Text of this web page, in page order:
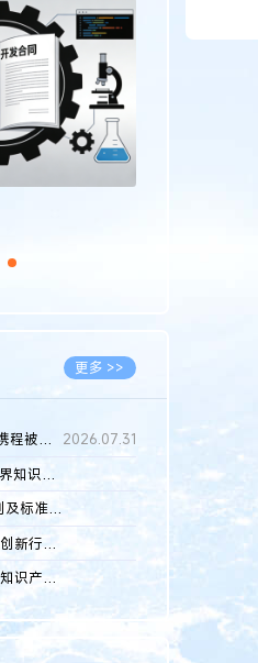
更多 >>
更多 >>
知识产权环球资讯 | 携程被市监总局罚51.79亿；瑞幸泰国商标案上...
2026.07.31
WIPO发布《2026世界知识产权报告》 含报告全文
全球5G标准必要专利及标准提案研究报告（2026年）全文发布
以司法之盾守护种业创新行稳致远
2026.08.05
天津多部门合力推进知识产权保护工作
2026.08.05